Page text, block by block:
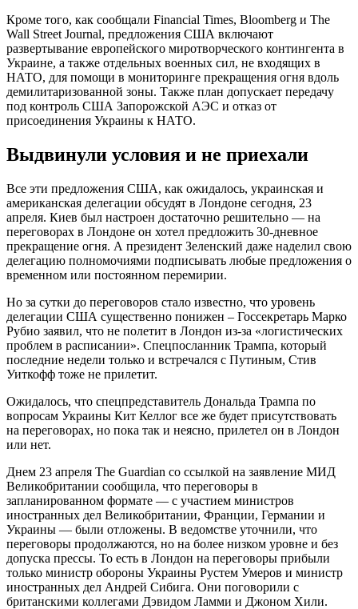
Кроме того, как сообщали Financial Times, Bloomberg и The
Wall Street Journal, предложения США включают
развертывание европейского миротворческого контингента в
Украине, а также отдельных военных сил, не входящих в
НАТО, для помощи в мониторинге прекращения огня вдоль
демилитаризованной зоны. Также план допускает передачу
под контроль США Запорожской АЭС и отказ от
присоединения Украины к НАТО.
Выдвинули условия и не приехали
Все эти предложения США, как ожидалось, украинская и
американская делегации обсудят в Лондоне сегодня, 23
апреля. Киев был настроен достаточно решительно — на
переговорах в Лондоне он хотел предложить 30-дневное
прекращение огня. А президент Зеленский даже наделил свою
делегацию полномочиями подписывать любые предложения о
временном или постоянном перемирии.
Но за сутки до переговоров стало известно, что уровень
делегации США существенно понижен – Госсекретарь Марко
Рубио заявил, что не полетит в Лондон из-за «логистических
проблем в расписании». Спецпосланник Трампа, который
последние недели только и встречался с Путиным, Стив
Уиткофф тоже не прилетит.
Ожидалось, что спецпредставитель Дональда Трампа по
вопросам Украины Кит Келлог все же будет присутствовать
на переговорах, но пока так и неясно, прилетел он в Лондон
или нет.
Днем 23 апреля The Guardian со ссылкой на заявление МИД
Великобритании сообщила, что переговоры в
запланированном формате — с участием министров
иностранных дел Великобритании, Франции, Германии и
Украины — были отложены. В ведомстве уточнили, что
переговоры продолжаются, но на более низком уровне и без
допуска прессы. То есть в Лондон на переговоры прибыли
только министр обороны Украины Рустем Умеров и министр
иностранных дел Андрей Сибига. Они поговорили с
британскими коллегами Дэвидом Ламми и Джоном Хили.